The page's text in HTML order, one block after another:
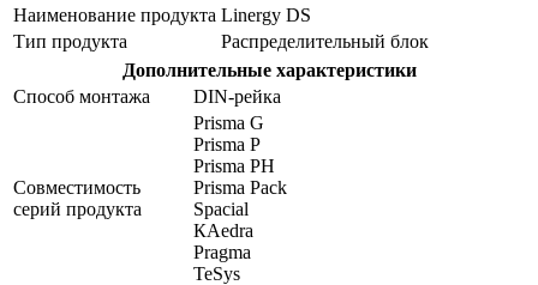
Наименование продукта Linergy DS
Тип продукта
Распределительный блок
Дополнительные характеристики
Способ монтажа
DIN-рейка
Совместимость
серий продукта
Prisma G
Prisma P
Prisma PH
Prisma Pack
Spacial
КАedra
Pragma
TeSys